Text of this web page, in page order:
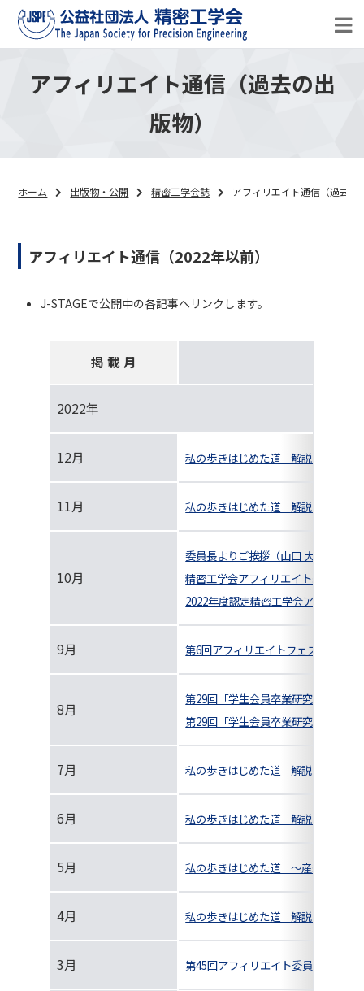
アフィリエイト通信（過去の出
版物）
ホーム 出版物・公開 精密工学会誌 アフィリエイト通信（過去の
アフィリエイト通信（2022年以前）
J-STAGEで公開中の各記事へリンクします。
掲 載 月
2022年
12月 私の歩きはじめた道 解説 博士論文
11月 私の歩きはじめた道 解説 博士論文
10月
委員長よりご挨拶（山口 大介）
精密工学会アフィリエイト紹介
2022年度認定精密工学会アフィリエ
9月 第6回アフィリエイトフェス＠オン
8月
第29回「学生会員卒業研究発表講演
第29回「学生会員卒業研究発表講演
7月 私の歩きはじめた道 解説 博士論文
6月 私の歩きはじめた道 解説 博士論文
5月 私の歩きはじめた道 ～産総研で真
4月 私の歩きはじめた道 解説 博士論文
3月 第45回アフィリエイト委員会＆第33